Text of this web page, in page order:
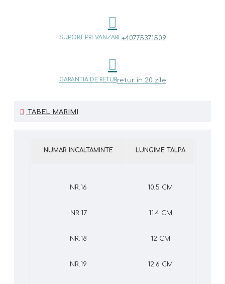
SUPORT PREVANZARE+40775371509
GARANTIA DE RETURretur in 20 zile
TABEL MARIMI
NUMAR INCALTAMINTE LUNGIME TALPA
NR.16 10.5 CM
NR.17 11.4 CM
NR.18 12 CM
NR.19 12.6 CM